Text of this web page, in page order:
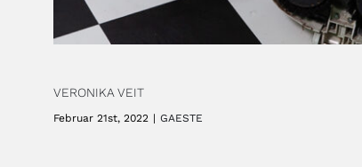
VERONIKA VEIT
Februar 21st, 2022 | GAESTE